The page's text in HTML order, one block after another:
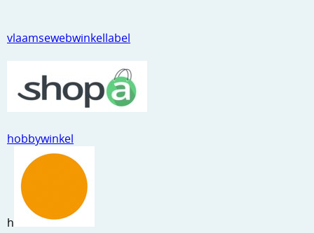
Netjes opbergen
Ponsen
Snijmaterialen
Speciaal papier
Stans machine en embossing machines
vlaamsewebwinkellabel
hobbywinkel
h